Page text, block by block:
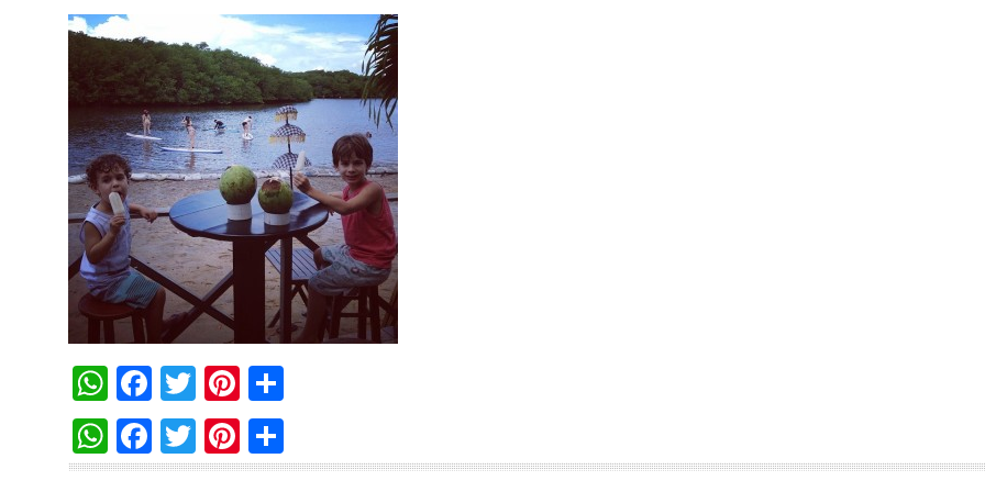
WhatsApp
Facebook
TwitterPinterest
WhatsApp
Facebook
TwitterPinterest